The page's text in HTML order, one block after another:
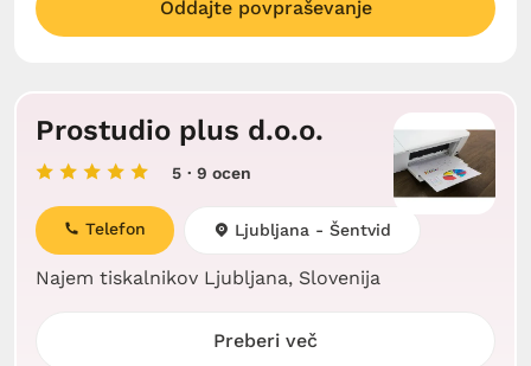
Oddajte povpraševanje
Prostudio plus d.o.o.
5 · 9 ocen
Najem tiskalnikov Ljubljana, Slovenija
Telefon Ljubljana - Šentvid
Preberi več